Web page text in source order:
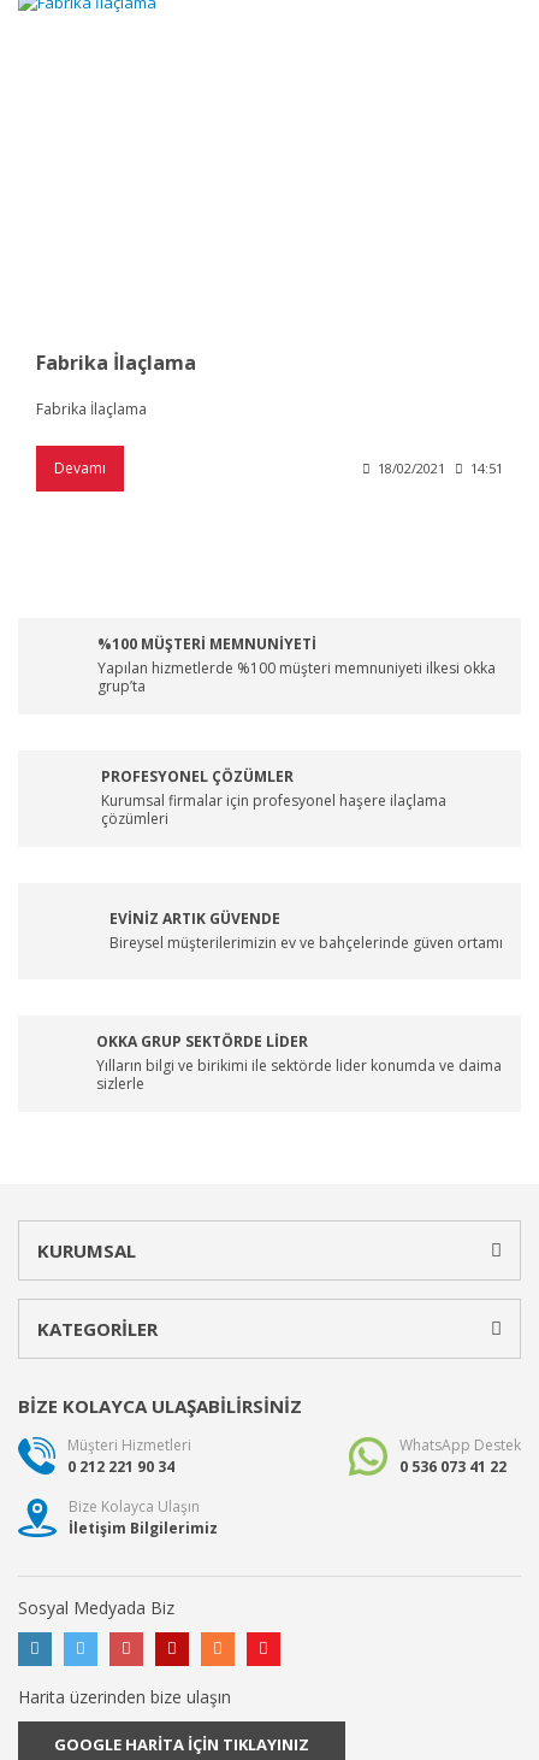
Fabrika İlaçlama
Fabrika İlaçlama
Devamı 18/02/2021 14:51
%100 MÜŞTERİ MEMNUNİYETİ
Yapılan hizmetlerde %100 müşteri memnuniyeti ilkesi okka
grup’ta
PROFESYONEL ÇÖZÜMLER
Kurumsal firmalar için profesyonel haşere ilaçlama
çözümleri
EVİNİZ ARTIK GÜVENDE
Bireysel müşterilerimizin ev ve bahçelerinde güven ortamı
OKKA GRUP SEKTÖRDE LİDER
Yılların bilgi ve birikimi ile sektörde lider konumda ve daima
sizlerle
KURUMSAL
KATEGORİLER
BİZE KOLAYCA ULAŞABİLİRSİNİZ
Müşteri Hizmetleri
0 212 221 90 34
WhatsApp Destek
0 536 073 41 22
Bize Kolayca Ulaşın
İletişim Bilgilerimiz
Sosyal Medyada Biz
Harita üzerinden bize ulaşın
GOOGLE HARİTA İÇİN TIKLAYINIZ